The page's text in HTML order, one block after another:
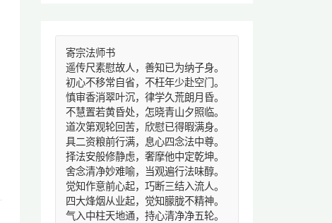
寄宗法师书
遥传尺素慰故人，善知已为纳子身。
初心不移常自省，不枉年少赴空门。
慎审香消翠叶沉，律学久荒朗月昏。
不慧置若黄昏处，怎晓青山夕照临。
道次第观轮回苦，欣慰已得暇满身。
具二资粮前行满，息心四念法中尊。
择法安般修静虑，奢摩他中定乾坤。
舍念清净妙难喻，当观遍行法味醇。
觉知作意前心起，巧断三结入流人。
四大烽烟从业起，觉知朦胧不精神。
气入中柱天地通，持心清净净五轮。